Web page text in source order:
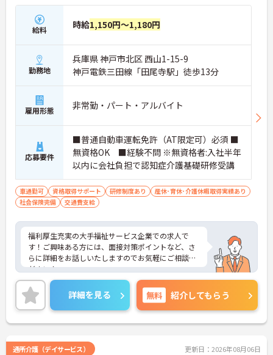
給料 時給1,150円～1,180円
勤務地
兵庫県 神戸市北区 西山1-15-9
神戸電鉄三田線「田尾寺駅」徒歩13分
雇用形態 非常勤・パート・アルバイト
応募要件
■普通自動車運転免許（AT限定可）必須 ■
無資格OK ■経験不問 ※無資格者:入社半年
以内に会社負担で認知症介護基礎研修受講
車通勤可 資格取得サポート 研修制度あり
産休･育休･介護休暇取得実績あり
社会保険完備
交通費支給
福利厚生充実の大手福祉サービス企業での求人で
す！ご興味ある方には、面接対策ポイントなど、さ
らに詳細をお話しいたしますのでお気軽にご相談く
ださい！
詳細を見る 無料 紹介してもらう
通所介護（デイサービス） 更新日：2026年08月06日